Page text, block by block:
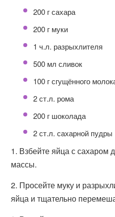
200 г сахара
200 г муки
1 ч.л. разрыхлителя
500 мл сливок
100 г сгущённого
2 ст.л. рома
200 г шоколада
2 ст.л. сахарной пудры
1. Взбейте яйца с сахаром
массы.
2. Просейте муку и
яйца и тщательно